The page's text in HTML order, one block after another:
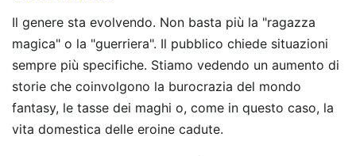
Il genere sta evolvendo. Non basta più la "ragazza
magica" o la "guerriera". Il pubblico chiede situazioni
sempre più specifiche. Stiamo vedendo un aumento di
storie che coinvolgono la burocrazia del mondo
fantasy, le tasse dei maghi o, come in questo caso, la
vita domestica delle eroine cadute.